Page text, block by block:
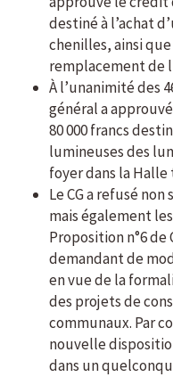
destiné à l’achat
chenilles, ainsi
remplacement de
À l’unanimité des
général a
80 000 francs
lumineuses des
foyer dans la
Le CG a refusé
mais également
Proposition n°6 de
demandant de
en vue de la
des projets de
communaux. Par
nouvelle
dans un